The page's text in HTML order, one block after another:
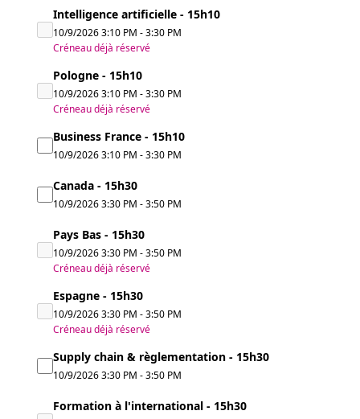
Intelligence artificielle - 15h10
10/9/20263:10 PM -3:30 PM
Créneau déjà réservé
Pologne - 15h10
10/9/20263:10 PM -3:30 PM
Créneau déjà réservé
Business France - 15h10
10/9/20263:10 PM -3:30 PM
Canada - 15h30
10/9/20263:30 PM -3:50 PM
Pays Bas - 15h30
10/9/20263:30 PM -3:50 PM
Créneau déjà réservé
Espagne - 15h30
10/9/20263:30 PM -3:50 PM
Créneau déjà réservé
Supply chain & règlementation - 15h30
10/9/20263:30 PM -3:50 PM
Formation à l'international - 15h30